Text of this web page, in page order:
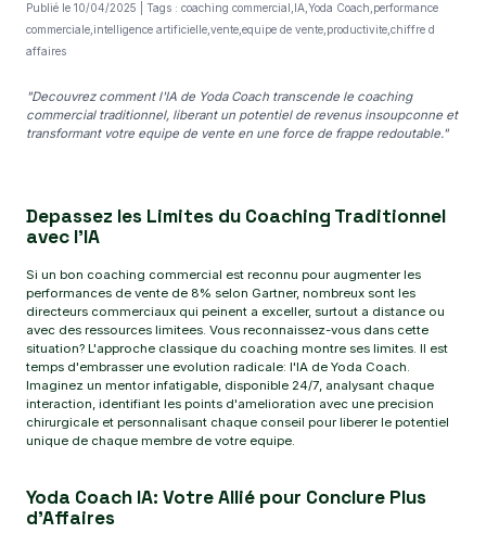
Publié le 10/04/2025 | Tags : coaching commercial,IA,Yoda Coach,performance
commerciale,intelligence artificielle,vente,equipe de vente,productivite,chiffre d
affaires
"Decouvrez comment l'IA de Yoda Coach transcende le coaching
commercial traditionnel, liberant un potentiel de revenus insoupconne et
transformant votre equipe de vente en une force de frappe redoutable."
Depassez les Limites du Coaching Traditionnel
avec l'IA
Si un bon coaching commercial est reconnu pour augmenter les
performances de vente de 8% selon Gartner, nombreux sont les
directeurs commerciaux qui peinent a exceller, surtout a distance ou
avec des ressources limitees. Vous reconnaissez-vous dans cette
situation? L'approche classique du coaching montre ses limites. Il est
temps d'embrasser une evolution radicale: l'IA de Yoda Coach.
Imaginez un mentor infatigable, disponible 24/7, analysant chaque
interaction, identifiant les points d'amelioration avec une precision
chirurgicale et personnalisant chaque conseil pour liberer le potentiel
unique de chaque membre de votre equipe.
Yoda Coach IA: Votre Allié pour Conclure Plus
d'Affaires